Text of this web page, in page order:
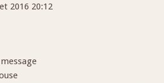
2016 20:12